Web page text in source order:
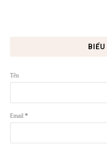
Tên
Email *